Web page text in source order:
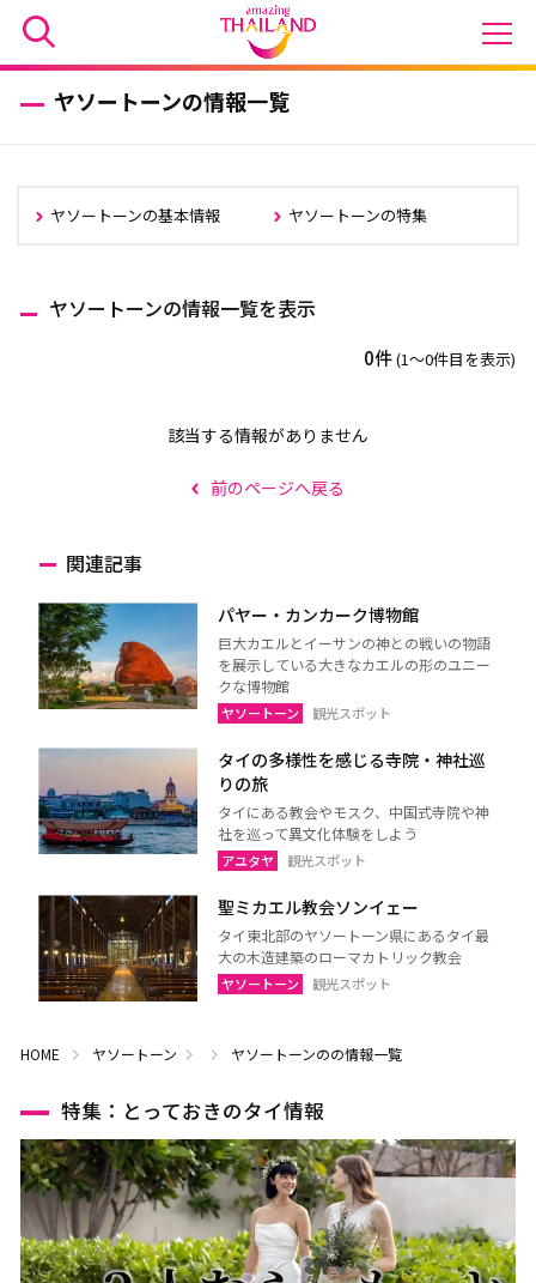
ヤソートーンの情報一覧
ヤソートーンの基本情報 ヤソートーンの特集
ヤソートーンの情報一覧を表示
0件(1〜0件目を表示)
該当する情報がありません
前のページへ戻る
関連記事
パヤー・カンカーク博物館
巨大カエルとイーサンの神との戦いの物語
を展示している大きなカエルの形のユニー
クな博物館
ヤソートーン 観光スポット
タイの多様性を感じる寺院・神社巡
りの旅
タイにある教会やモスク、中国式寺院や神
社を巡って異文化体験をしよう
アユタヤ 観光スポット
聖ミカエル教会ソンイェー
タイ東北部のヤソートーン県にあるタイ最
大の木造建築のローマカトリック教会
ヤソートーン 観光スポット
HOME ヤソートーン ヤソートーンのの情報一覧
特集：とっておきのタイ情報